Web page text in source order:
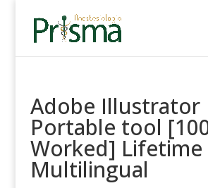
Adobe Illustrator
Portable tool
Worked] Lifetime
Multilingual